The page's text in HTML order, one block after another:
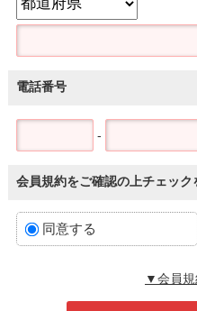
電話番号
-
会員規約をご確認の上チェック
同意する
▼会員